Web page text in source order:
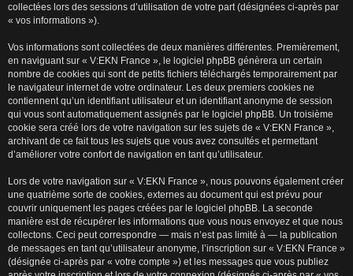
collectées lors des sessions d’utilisation de votre part (désignées ci-après par
« vos informations »).
Vos informations sont collectées de deux manières différentes. Premièrement,
en naviguant sur « V:EKN France », le logiciel phpBB génèrera un certain
nombre de cookies qui sont de petits fichiers téléchargés temporairement par
le navigateur internet de votre ordinateur. Les deux premiers cookies ne
contiennent qu’un identifiant utilisateur et un identifiant anonyme de session
qui vous sont automatiquement assignés par le logiciel phpBB. Un troisième
cookie sera créé lors de votre navigation sur les sujets de « V:EKN France »,
archivant de ce fait tous les sujets que vous avez consultés et permettant
d’améliorer votre confort de navigation en tant qu’utilisateur.
Lors de votre navigation sur « V:EKN France », nous pouvons également créer
une quatrième sorte de cookies, externes au document qui est prévu pour
couvrir uniquement les pages créées par le logiciel phpBB. La seconde
manière est de récupérer les informations que vous nous envoyez et que nous
collectons. Ceci peut correspondre — mais n’est pas limité à — la publication
de messages en tant qu’utilisateur anonyme, l’inscription sur « V:EKN France »
(désignée ci-après par « votre compte ») et les messages que vous publiez